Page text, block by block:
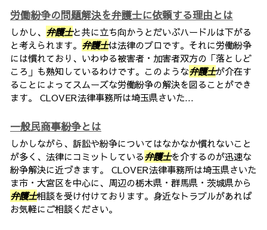
労働紛争の問題解決を弁護士に依頼する理由とは
しかし、 弁護士と共に立ち向かうとだいぶハードルは下がる
と考えられます。 弁護士は法律のプロです。それに労働紛争
には慣れており、いわゆる被害者・加害者双方の「落としど
ころ」も熟知しているわけです。このような弁護士が介在す
ることによってスムーズな労働紛争の解決を図ることができ
ます。 CLOVER法律事務所は埼玉県さいた...
一般民商事紛争とは
しかしながら、訴訟や紛争についてはなかなか慣れないこと
が多く、法律にコミットしている弁護士を介するのが迅速な
紛争解決に近づきます。 CLOVER法律事務所は埼玉県さいた
ま市・大宮区を中心に、周辺の栃木県・群馬県・茨城県から
弁護士相談を受け付けております。身近なトラブルがあれば
お気軽にご相談ください。